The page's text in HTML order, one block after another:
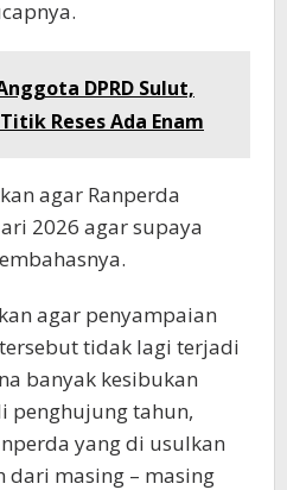
DPRD Sulut,
Reses Ada Enam
agar Ranperda
2026 agar supaya
agar penyampaian
tidak lagi terjadi
banyak kesibukan
penghujung tahun,
yang di usulkan
dari masing – masing